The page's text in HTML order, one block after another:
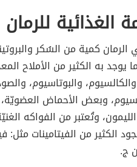
الغذائية للرمان
كمية من السُكر
يوجد به الكثير من الأملاح
والكالسيوم، والبوتاسيوم،
وبعض الأحماض
وتُعتبر من الفواكه
الكثير من الفيتامينات مثل:
ج.